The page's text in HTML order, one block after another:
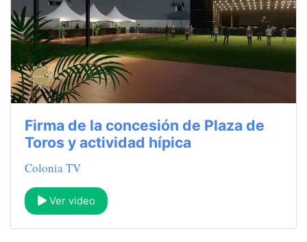
Firma de la concesión de Plaza de
Toros y actividad hípica
Colonia TV
Ver video